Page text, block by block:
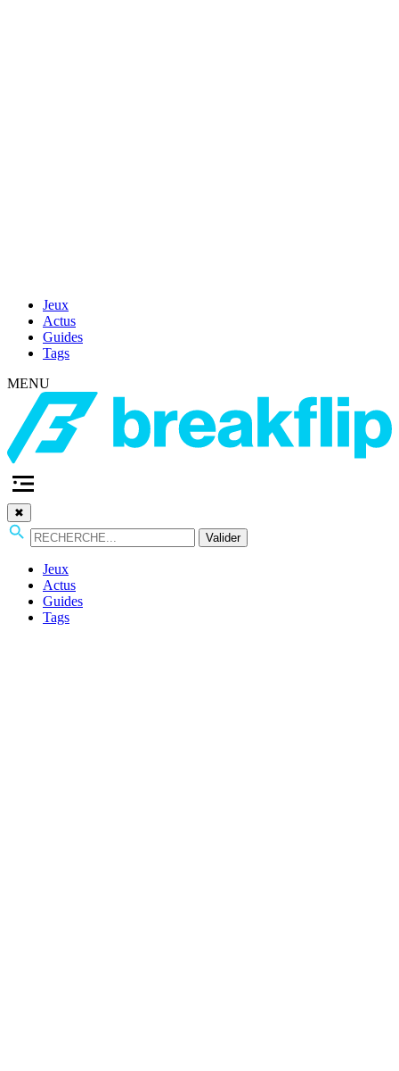
Jeux
Actus
Guides
Tags
MENU
✖
Valider
Jeux
Actus
Guides
Tags